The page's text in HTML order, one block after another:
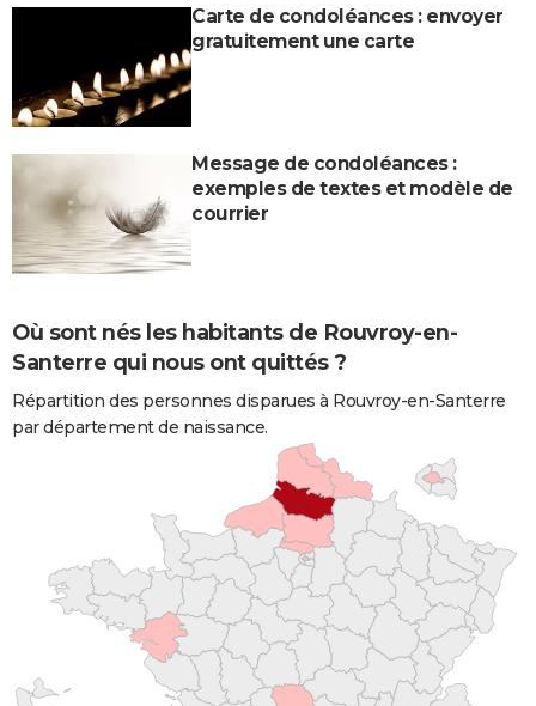
Carte de condoléances : envoyer
gratuitement une carte
Message de condoléances :
exemples de textes et modèle de
courrier
Où sont nés les habitants de Rouvroy-en-
Santerre qui nous ont quittés ?
Répartition des personnes disparues à Rouvroy-en-Santerre
par département de naissance.